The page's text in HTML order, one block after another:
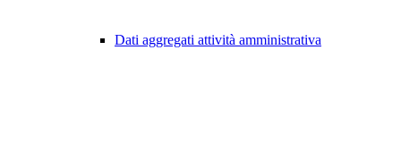
Dati aggregati attività amministrativa